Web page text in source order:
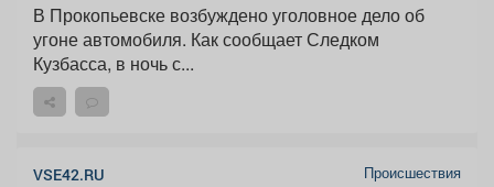
В Прокопьевске возбуждено уголовное дело об
угоне автомобиля. Как сообщает Следком
Кузбасса, в ночь с...
VSE42.RU
Происшествия